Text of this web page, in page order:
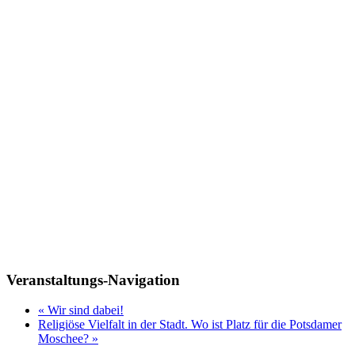
Veranstaltungs-Navigation
« Wir sind dabei!
Religiöse Vielfalt in der Stadt. Wo ist Platz für die Potsdamer
Moschee? »